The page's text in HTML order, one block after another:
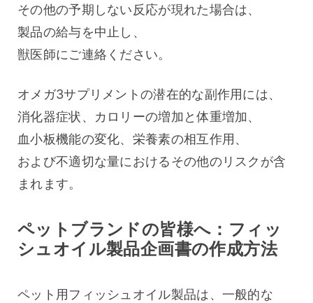
その他の予期しない反応が現れた場合は、
製品の給与を中止し、
獣医師にご連絡ください。
オメガ3サプリメントの潜在的な副作用には、
消化器症状、カロリーの増加と体重増加、
血小板機能の変化、栄養素の相互作用、
および不適切な量におけるその他のリスクが含
まれます。
ペットブランドの皆様へ：フィッ
シュオイル製品企画書の作成方法
ペット用フィッシュオイル製品は、一般的な